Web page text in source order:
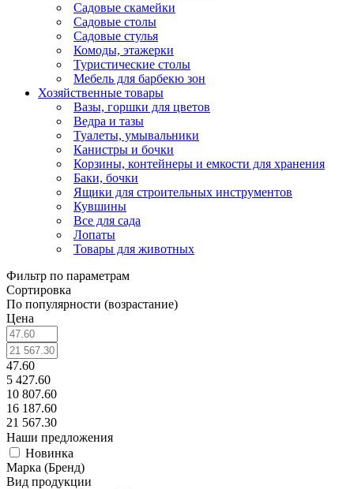
Садовые скамейки
Садовые столы
Садовые стулья
Комоды, этажерки
Туристические столы
Мебель для барбекю зон
Хозяйственные товары
Вазы, горшки для цветов
Ведра и тазы
Туалеты, умывальники
Канистры и бочки
Корзины, контейнеры и емкости для хранения
Баки, бочки
Ящики для строительных инструментов
Кувшины
Все для сада
Лопаты
Товары для животных
Фильтр по параметрам
Сортировка
По популярности (возрастание)
Цена
47.60
5 427.60
10 807.60
16 187.60
21 567.30
Наши предложения
Новинка
Марка (Бренд)
Вид продукции